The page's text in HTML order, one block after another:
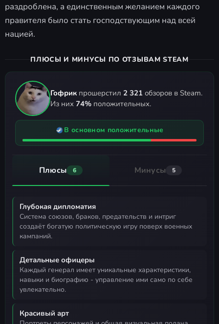
раздроблена, а единственным желанием каждого
правителя было стать господствующим над всей
нацией.
ПЛЮСЫ И МИНУСЫ ПО ОТЗЫВАМ STEAM
Гофрик прошерстил 2 321 обзоров в Steam.
Из них 74% положительных.
В основном положительные
Плюсы 6 Минусы 5
Глубокая дипломатия
система союзов, браков, предательств и интриг
создаёт богатую политическую игру поверх военных
кампаний.
Детальные офицеры
каждый генерал имеет уникальные характеристики,
навыки и биографию - управление ими само по себе
увлекательно.
Красивый арт